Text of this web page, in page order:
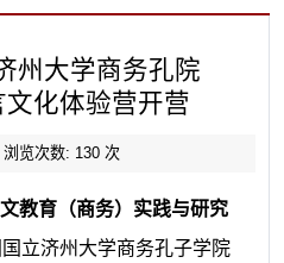
州大学商务孔院
化体验营开营
浏览次数: 130次
教育（商务）实践与研究
立济州大学商务孔子学院